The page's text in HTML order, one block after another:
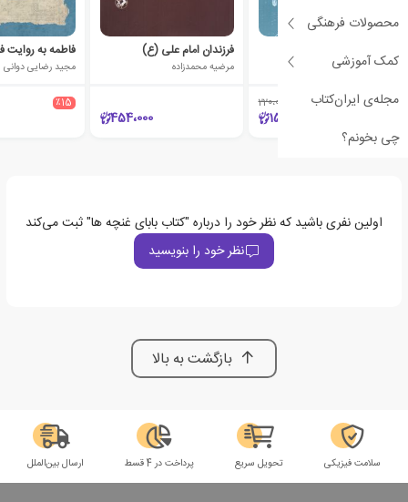
محصولات فرهنگی
کمک آموزشی
مجله‌ی ایران‌کتاب
چی بخونم؟
حسین مصاحب نیا
٪30 220،000
154،000
فرزندان امام علی (ع)
مرضیه محمدزاده
454،000
فاطمه به
مجید رضایی دوانی
٪15
اولین نفری باشید که نظر خود را درباره "کتاب بابای غنچه ها" ثبت می‌کند
نظر خود را بنویسید
بازگشت به بالا
سلامت فیزیکی تحویل سریع پرداخت در 4 قسط ارسال بین‌الملل